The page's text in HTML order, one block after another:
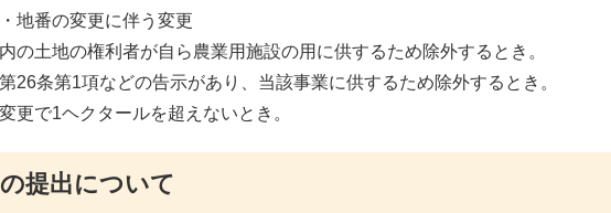
地番の変更に伴う変更
の土地の権利者が自ら農業用施設の用に供するため除外するとき。
26条第1項などの告示があり、当該事業に供するため除外するとき。
更で1ヘクタールを超えないとき。
提出について